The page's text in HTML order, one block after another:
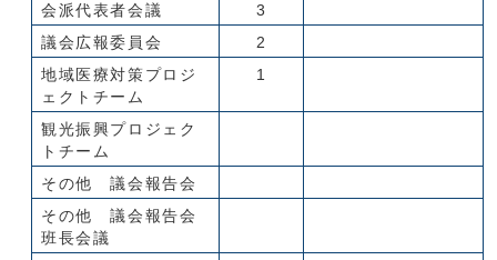
会派代表者会議
3
議会広報委員会
2
地域医療対策プロジ
ェクトチーム
1
観光振興プロジェク
トチーム
その他 議会報告会
その他 議会報告会
班長会議